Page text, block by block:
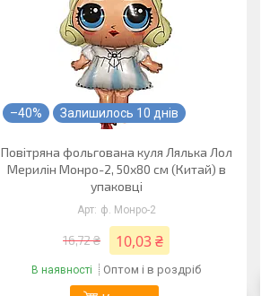
–40% Залишилось 10 днів
Повітряна фольгована куля Лялька Лол
Мерилін Монро-2, 50х80 см (Китай) в
упаковці
ф. Монро-2
16,72 ₴ 10,03 ₴
В наявності Оптом і в роздріб